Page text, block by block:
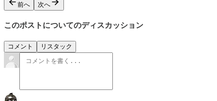
前へ 次へ
このポストについてのディスカッション
コメント リスタック